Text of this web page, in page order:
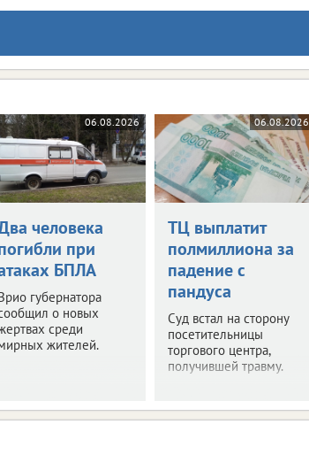
06.08.2026
человека
при
БПЛА
губернатора
о новых
среди
жителей.
06.08.2026
ТЦ выплатит
полмиллиона за
падение с
пандуса
Суд встал на сторону
посетительницы
торгового центра,
получившей травму.